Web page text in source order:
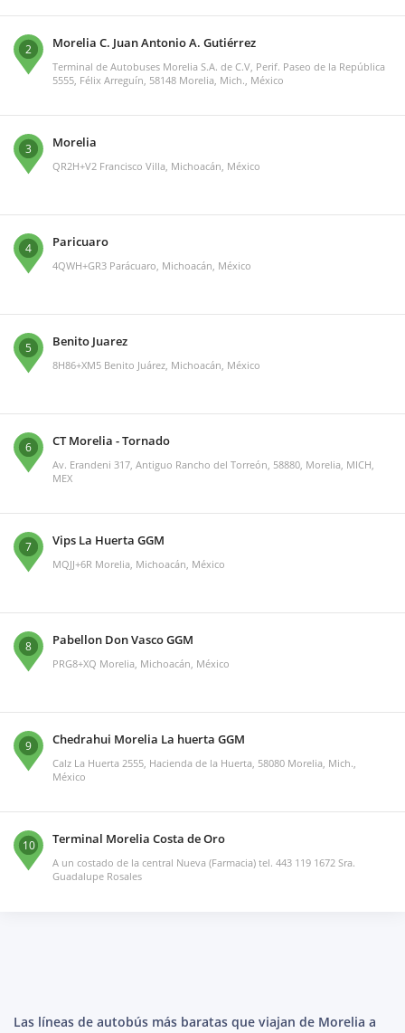
2 Morelia C. Juan Antonio A. Gutiérrez
Terminal de Autobuses Morelia S.A. de C.V, Perif. Paseo de la República
5555, Félix Arreguín, 58148 Morelia, Mich., México
3 Morelia
QR2H+V2 Francisco Villa, Michoacán, México
4 Paricuaro
4QWH+GR3 Parácuaro, Michoacán, México
5 Benito Juarez
8H86+XM5 Benito Juárez, Michoacán, México
6 CT Morelia - Tornado
Av. Erandeni 317, Antiguo Rancho del Torreón, 58880, Morelia, MICH,
MEX
7 Vips La Huerta GGM
MQJJ+6R Morelia, Michoacán, México
8 Pabellon Don Vasco GGM
PRG8+XQ Morelia, Michoacán, México
9 Chedrahui Morelia La huerta GGM
Calz La Huerta 2555, Hacienda de la Huerta, 58080 Morelia, Mich.,
México
10 Terminal Morelia Costa de Oro
A un costado de la central Nueva (Farmacia) tel. 443 119 1672 Sra.
Guadalupe Rosales
Las líneas de autobús más baratas que viajan de Morelia a